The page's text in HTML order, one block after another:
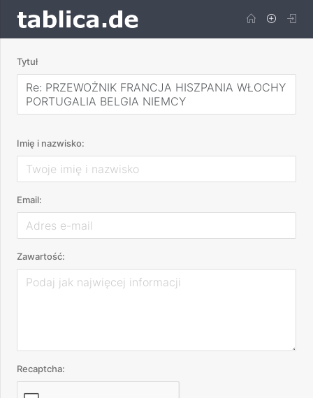
Tytuł
Re: PRZEWOŻNIK FRANCJA HISZPANIA WŁOCHY
PORTUGALIA BELGIA NIEMCY
Imię i nazwisko:
Email:
Zawartość:
Recaptcha: